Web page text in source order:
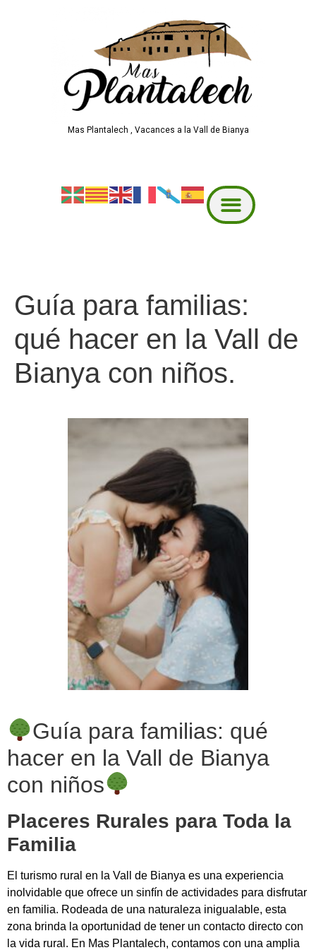
Mas Plantalech , Vacances a la Vall de Bianya
Guía para familias:
qué hacer en la Vall de
Bianya con niños.
Guía para familias: qué
hacer en la Vall de Bianya
con niños
Placeres Rurales para Toda la
Familia
El turismo rural en la Vall de Bianya es una experiencia
inolvidable que ofrece un sinfín de actividades para disfrutar
en familia. Rodeada de una naturaleza inigualable, esta
zona brinda la oportunidad de tener un contacto directo con
la vida rural. En Mas Plantalech, contamos con una amplia